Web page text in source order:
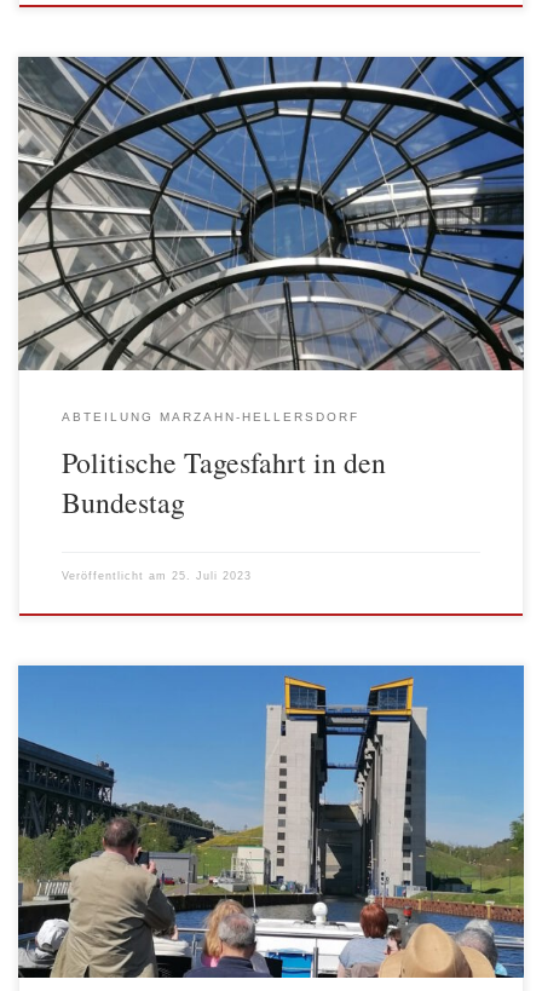
Der Deutsche Bundestag hat täglich viele Gäste aus allen Teilen
Deutschlands, die auf Einladung der Abgeordneten aus dem ganzen
Land das Parlament und die deutsche Hauptstadt besuchen. Dass
ein solcher Besuch auch für Menschen aus Berlin interessant sein
kann, zeigte die politische Tagesfahrt der AWO Abteilung
Marzahn-Hellersdorf am 20. Juli. […]
ABTEILUNG MARZAHN-HELLERSDORF
Politische Tagesfahrt in den
Bundestag
Veröffentlicht am 25. Juli 2023
Am 10. Mai 2023 führte eine Busreise Mitglieder und Freunde der
AWO Abteilung Marzahn-Hellersdorf zum Schiffshebewerk
Niederfinow und ins Kloster Chorin. „der frühe Vogel fängt den
Wurm“ – ein zeitiger Start machte es möglich, dass schon kurz
nach 10 bei bestem Wetter Niederfinow erreicht wurde und nach
einem kleinen Spaziergang […]